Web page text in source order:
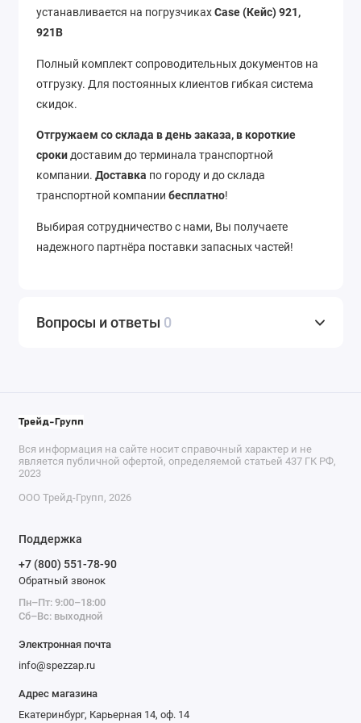
устанавливается на погрузчикахCase (Кейс) 921,
921B
Полный комплект сопроводительных документов на
отгрузку. Для постоянных клиентов гибкая система
скидок.
Отгружаем со склада в день заказа, в короткие
срокидоставим до терминала транспортной
компании. Доставка по городу и до склада
транспортной компании бесплатно!
Выбирая сотрудничество с нами, Вы получаете
надежного партнёра поставки запасных частей!
Вопросы и ответы 0
Вся информация на сайте носит справочный характер и не
является публичной офертой, определяемой статьей 437 ГК РФ,
2023
ООО Трейд-Групп, 2026
Поддержка
+7 (800) 551-78-90
Обратный звонок
Пн–Пт: 9:00–18:00
Сб–Вс: выходной
Электронная почта
info@spezzap.ru
Адрес магазина
Екатеринбург, Карьерная 14, оф. 14